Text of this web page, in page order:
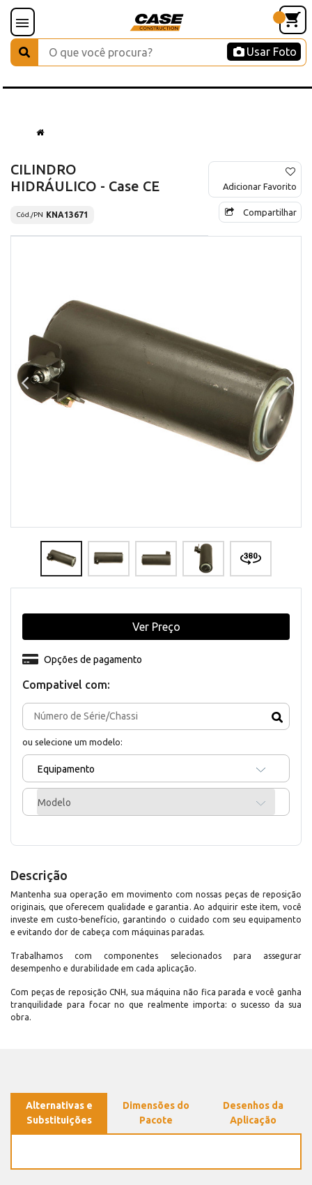
Usar Foto
CILINDRO
HIDRÁULICO - Case CE
Cód./PN KNA13671
Adicionar Favorito
Compartilhar
Compativel com:
ou selecione um modelo:
Equipamento
Modelo
Opções de pagamento
Ver Preço
Descrição
Mantenha sua operação em movimento com nossas peças de reposição
originais, que oferecem qualidade e garantia. Ao adquirir este item, você
investe em custo-benefício, garantindo o cuidado com seu equipamento
e evitando dor de cabeça com máquinas paradas.
Trabalhamos com componentes selecionados para assegurar
desempenho e durabilidade em cada aplicação.
Com peças de reposição CNH, sua máquina não fica parada e você ganha
tranquilidade para focar no que realmente importa: o sucesso da sua
obra.
Alternativas e
Substituições
Dimensões do
Pacote
Desenhos da
Aplicação